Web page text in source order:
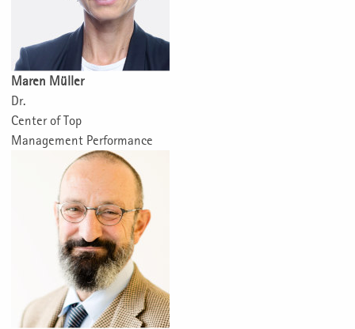
Maren Müller
Dr.
Center of Top
Management Performance